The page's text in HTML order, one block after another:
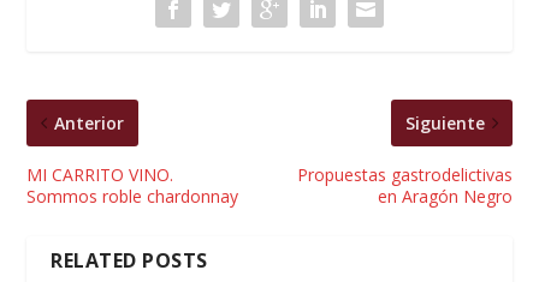
Anterior
MI CARRITO VINO.
Sommos roble chardonnay
Siguiente
Propuestas gastrodelictivas
en Aragón Negro
RELATED POSTS